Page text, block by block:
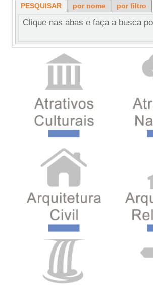
PESQUISAR por nome por filtro
Clique nas abas e faça a busca